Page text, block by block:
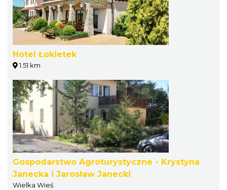
Hotel Łokietek
1.51 km
Gospodarstwo Agroturystyczne - Krystyna
Janecka i Jarosław Janecki
Wielka Wieś